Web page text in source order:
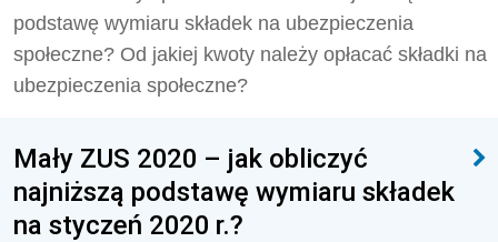
podstawę wymiaru składek na ubezpieczenia
społeczne? Od jakiej kwoty należy opłacać składki na
ubezpieczenia społeczne?
Mały ZUS 2020 – jak obliczyć
najniższą podstawę wymiaru składek
na styczeń 2020 r.?